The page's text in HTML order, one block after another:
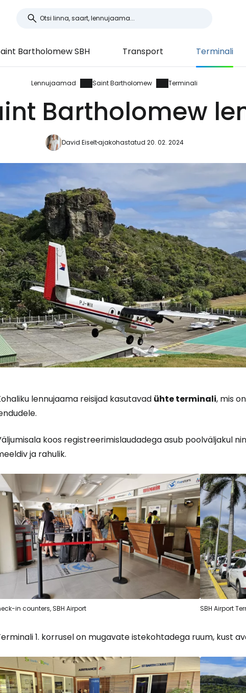
Bartholomew SBH Transport Terminali
Lennujaamad Saint Bartholomew Terminali
Bartholomew
David Eiseltajakohastatud 20. 02. 2024
lennujaama reisijad kasutavad ühte terminali, mis
koos registreerimislaudadega asub poolväljakul
ja rahulik.
in counters, SBH Airport SBH Airport
1. korrusel on mugavate istekohtadega ruum, kust
Logi sisse
... ülemaailmne reisikogukond